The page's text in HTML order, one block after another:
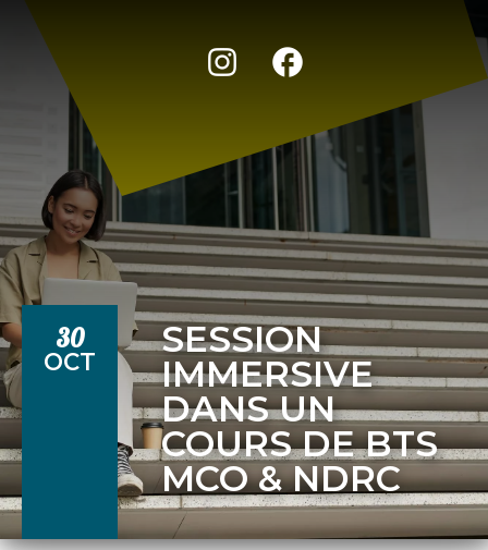
30
OCT
SESSION
IMMERSIVE
DANS UN
COURS DE BTS
MCO & NDRC